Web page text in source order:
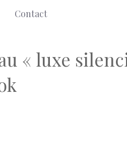
Contact
« luxe